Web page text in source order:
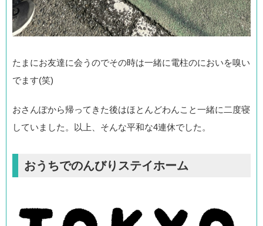
たまにお友達に会うのでその時は一緒に電柱のにおいを嗅い
でます(笑)
おさんぽから帰ってきた後はほとんどわんこと一緒に二度寝
していました。以上、そんな平和な4連休でした。
おうちでのんびりステイホーム